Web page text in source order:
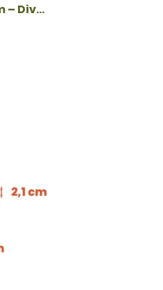
Douglas plank 2,1×20 cm – Diverse lengtes